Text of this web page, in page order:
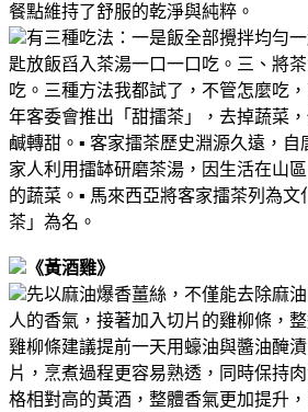
餐點維持了舒服的乾淨與純粹。
有三種吃法： 一是飯全部攪拌均勻
匙放飯舀入茶湯一口一口吃。 三、將
吃。 三種方法我都試了，不管怎麼吃
年客委會推出「甜擂茶」，去掉蔬菜
鹹轉甜。 ▪︎ 客家擂茶歷史淵源久遠，
家人利用擂缽研磨茶湯，因生活在山
的蔬菜。 ▪︎ 馬來西亞將客家擂茶列為
茶」為名。
《黃酒雞》
先以麻油爆香薑絲，不僅能去除麻
人的香氣，接著加入切片的雞柳條，
雞柳條建議提前一天用蠔油與醬油醃
片，烹煮過程更容易熟透，同時保持
格相對高的黃酒，整體香氣更加提升